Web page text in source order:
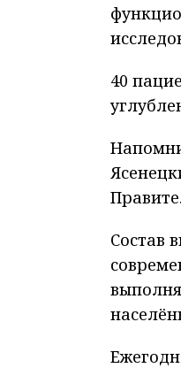
40
Состав